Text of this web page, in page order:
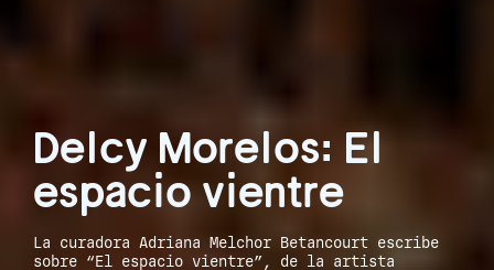
Delcy Morelos: El
espacio vientre
La curadora Adriana Melchor Betancourt escribe
sobre “El espacio vientre”, de la artista